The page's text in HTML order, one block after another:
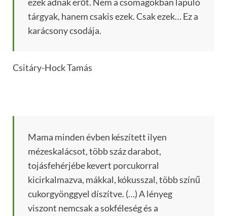
tárgyak, hanem csakis ezek. Csak ezek… Ez a
karácsony csodája.
Csitáry-Hock Tamás
Mama minden évben készített ilyen
mézeskalácsot, több száz darabot,
tojásfehérjébe kevert porcukorral
kicirkalmazva, mákkal, kókusszal, több színű
cukorgyönggyel díszítve. (…) A lényeg
viszont nemcsak a sokféleség és a